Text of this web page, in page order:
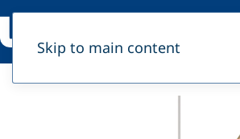
Skip to main content